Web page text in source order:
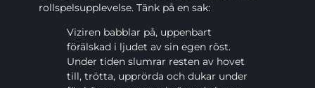
rollspelsupplevelse. Tänk på en sak:
Viziren babblar på, uppenbart
förälskad i ljudet av sin egen röst.
Under tiden slumrar resten av hovet
till, trötta, upprörda och dukar under